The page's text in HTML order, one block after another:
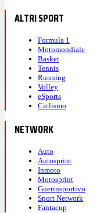
ALTRI SPORT
Formula 1
Motomondiale
Basket
Tennis
Running
Volley
eSports
Ciclismo
NETWORK
Auto
Autosprint
Inmoto
Motosprint
Guerinsportivo
Sport Network
Fantacup